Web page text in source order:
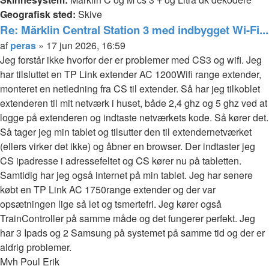
Geografisk sted: Skive
Re: Märklin Central Station 3 med indbygget Wi-Fi...
Citer
Indlæg
afperas » 17 jun 2026, 16:59
Jeg forstår ikke hvorfor der er problemer med CS3 og wifi. Jeg
har tilsluttet en TP Link extender AC 1200Wifi range extender,
monteret en netledning fra CS til extender. Så har jeg tilkoblet
extenderen til mit netværk i huset, både 2,4 ghz og 5 ghz ved at
logge på extenderen og indtaste netværkets kode. Så kører det.
Så tager jeg min tablet og tilsutter den til extendernetværket
(ellers virker det ikke) og åbner en browser. Der indtaster jeg
CS ipadresse i adressefeltet og CS kører nu på tabletten.
Samtidig har jeg også internet på min tablet. Jeg har senere
købt en TP Link AC 1750range extender og der var
opsætningen lige så let og tsmertefri. Jeg kører også
TrainController på samme måde og det fungerer perfekt. Jeg
har 3 Ipads og 2 Samsung på systemet på samme tid og der er
aldrig problemer.
Mvh Poul Erik